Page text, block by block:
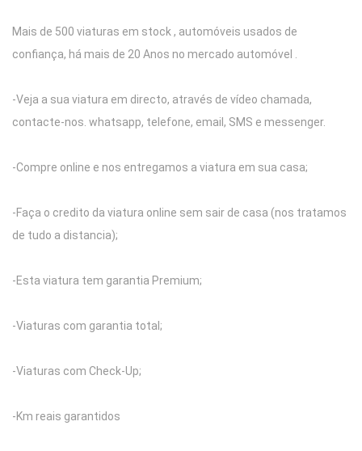
Mais de 500 viaturas em stock , automóveis usados de
confiança, há mais de 20 Anos no mercado automóvel .
-Veja a sua viatura em directo, através de vídeo chamada,
contacte-nos. whatsapp, telefone, email, SMS e messenger.
-Compre online e nos entregamos a viatura em sua casa;
-Faça o credito da viatura online sem sair de casa (nos tratamos
de tudo a distancia);
-Esta viatura tem garantia Premium;
-Viaturas com garantia total;
-Viaturas com Check-Up;
-Km reais garantidos